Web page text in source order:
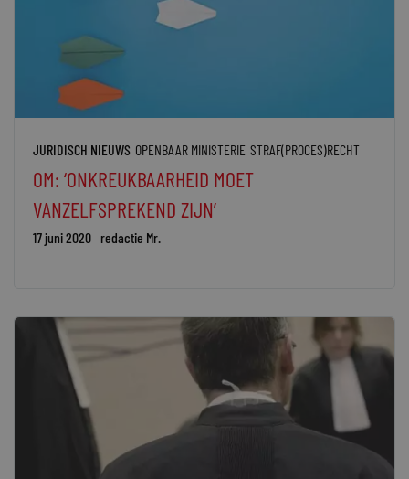
JURIDISCH NIEUWS OPENBAAR MINISTERIE STRAF(PROCES)RECHT
OM: ‘ONKREUKBAARHEID MOET
VANZELFSPREKEND ZIJN’
17 juni 2020 redactie Mr.